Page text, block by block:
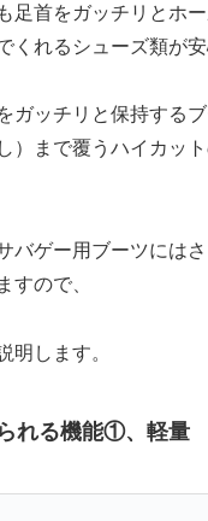
足首をガッチリとホ
くれるシューズ類が安
ガッチリと保持する
）まで覆うハイカッ
バゲー用ブーツには
すので、
明します。
れる機能①、軽量